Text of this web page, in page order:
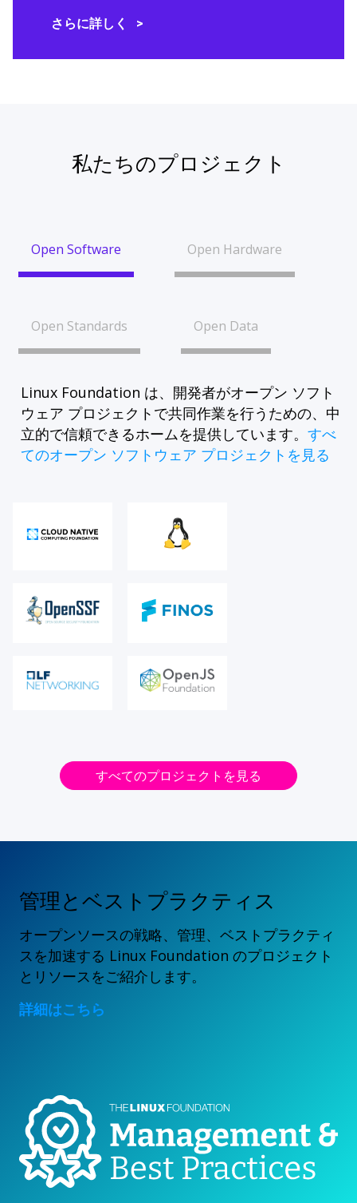
さらに詳しく
私たちのプロジェクト
Open Software Open Hardware
Open Standards Open Data
Linux Foundation は、開発者がオープン ソフト
ウェア プロジェクトで共同作業を行うための、中
立的で信頼できるホームを提供しています。 すべ
てのオープン ソフトウェア プロジェクトを見る
すべてのプロジェクトを見る
管理とベストプラクティス
オープンソースの戦略、管理、ベストプラクティ
スを加速する Linux Foundation のプロジェクト
とリソースをご紹介します。
詳細はこちら